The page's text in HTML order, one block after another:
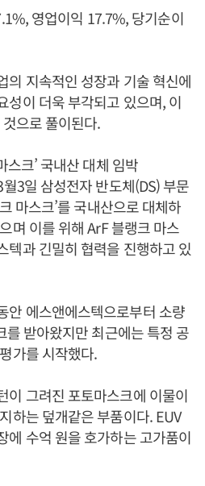
영업이익 17.7%, 당기순이
의 지속적인 성장과 기술 혁신에
성이 더욱 부각되고 있으며, 이
으로 풀이된다.
크’ 국내산 대체 임박
3일 삼성전자 반도체(DS) 부문
마스크’를 국내산으로 대체하
며 이를 위해 ArF 블랭크 마스
텍과 긴밀히 협력을 진행하고 있
안 에스앤에스텍으로부터 소량
를 받아왔지만 최근에는 특정 공
가를 시작했다.
이 그려진 포토마스크에 이물이
하는 덮개같은 부품이다. EUV
에 수억 원을 호가하는 고가품이